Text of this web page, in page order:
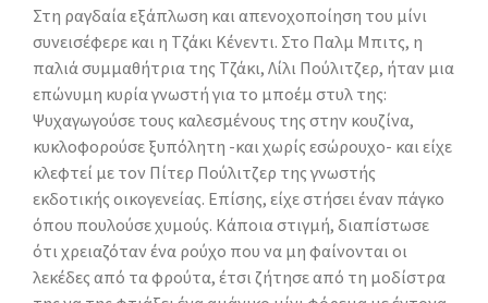
Στη ραγδαία εξάπλωση και απενοχοποίηση του μίνι
συνεισέφερε και η Τζάκι Κένεντι. Στο Παλμ Μπιτς, η
παλιά συμμαθήτρια της Τζάκι, Λίλι Πούλιτζερ, ήταν μια
επώνυμη κυρία γνωστή για το μποέμ στυλ της:
Ψυχαγωγούσε τους καλεσμένους της στην κουζίνα,
κυκλοφορούσε ξυπόλητη -και χωρίς εσώρουχο- και είχε
κλεφτεί με τον Πίτερ Πούλιτζερ της γνωστής
εκδοτικής οικογενείας. Επίσης, είχε στήσει έναν πάγκο
όπου πουλούσε χυμούς. Κάποια στιγμή, διαπίστωσε
ότι χρειαζόταν ένα ρούχο που να μη φαίνονται οι
λεκέδες από τα φρούτα, έτσι ζήτησε από τη μοδίστρα